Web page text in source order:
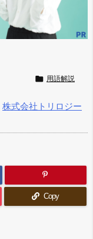
 用語解説
株式会社トリロジー
Copy